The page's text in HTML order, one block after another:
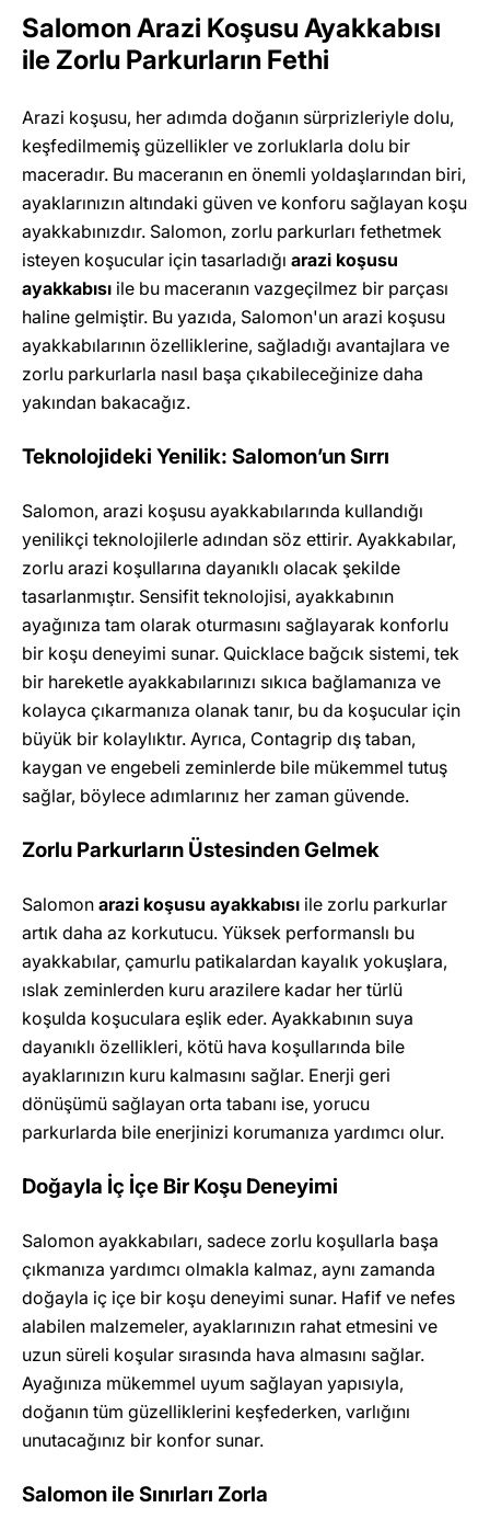
Salomon Arazi Koşusu Ayakkabısı
ile Zorlu Parkurların Fethi
Arazi koşusu, her adımda doğanın sürprizleriyle dolu,
keşfedilmemiş güzellikler ve zorluklarla dolu bir
maceradır. Bu maceranın en önemli yoldaşlarından biri,
ayaklarınızın altındaki güven ve konforu sağlayan koşu
ayakkabınızdır. Salomon, zorlu parkurları fethetmek
isteyen koşucular için tasarladığı arazi koşusu
ayakkabısı ile bu maceranın vazgeçilmez bir parçası
haline gelmiştir. Bu yazıda, Salomon'un arazi koşusu
ayakkabılarının özelliklerine, sağladığı avantajlara ve
zorlu parkurlarla nasıl başa çıkabileceğinize daha
yakından bakacağız.
Teknolojideki Yenilik: Salomon’un Sırrı
Salomon, arazi koşusu ayakkabılarında kullandığı
yenilikçi teknolojilerle adından söz ettirir. Ayakkabılar,
zorlu arazi koşullarına dayanıklı olacak şekilde
tasarlanmıştır. Sensifit teknolojisi, ayakkabının
ayağınıza tam olarak oturmasını sağlayarak konforlu
bir koşu deneyimi sunar. Quicklace bağcık sistemi, tek
bir hareketle ayakkabılarınızı sıkıca bağlamanıza ve
kolayca çıkarmanıza olanak tanır, bu da koşucular için
büyük bir kolaylıktır. Ayrıca, Contagrip dış taban,
kaygan ve engebeli zeminlerde bile mükemmel tutuş
sağlar, böylece adımlarınız her zaman güvende.
Zorlu Parkurların Üstesinden Gelmek
Salomon arazi koşusu ayakkabısı ile zorlu parkurlar
artık daha az korkutucu. Yüksek performanslı bu
ayakkabılar, çamurlu patikalardan kayalık yokuşlara,
ıslak zeminlerden kuru arazilere kadar her türlü
koşulda koşuculara eşlik eder. Ayakkabının suya
dayanıklı özellikleri, kötü hava koşullarında bile
ayaklarınızın kuru kalmasını sağlar. Enerji geri
dönüşümü sağlayan orta tabanı ise, yorucu
parkurlarda bile enerjinizi korumanıza yardımcı olur.
Doğayla İç İçe Bir Koşu Deneyimi
Salomon ayakkabıları, sadece zorlu koşullarla başa
çıkmanıza yardımcı olmakla kalmaz, aynı zamanda
doğayla iç içe bir koşu deneyimi sunar. Hafif ve nefes
alabilen malzemeler, ayaklarınızın rahat etmesini ve
uzun süreli koşular sırasında hava almasını sağlar.
Ayağınıza mükemmel uyum sağlayan yapısıyla,
doğanın tüm güzelliklerini keşfederken, varlığını
unutacağınız bir konfor sunar.
Salomon ile Sınırları Zorla